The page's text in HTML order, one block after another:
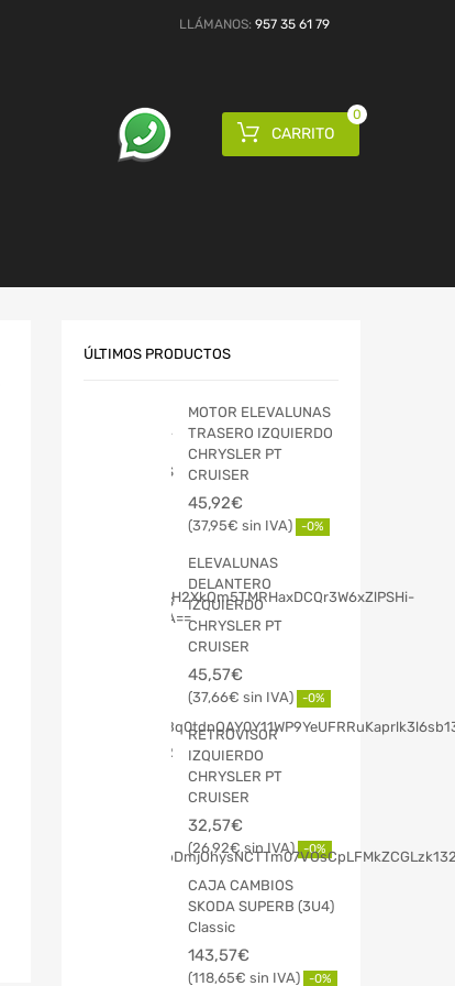
LLÁMANOS: 957 35 61 79
CARRITO
0
ÚLTIMOS PRODUCTOS
MOTOR ELEVALUNAS
TRASERO IZQUIERDO
CHRYSLER PT
CRUISER
45,92€
37,95€ -0%
ELEVALUNAS
DELANTERO
IZQUIERDO
CHRYSLER PT
CRUISER
45,57€
37,66€ -0%
RETROVISOR
IZQUIERDO
CHRYSLER PT
CRUISER
32,57€
26,92€ -0%
CAJA CAMBIOS
SKODA SUPERB (3U4)
Classic
143,57€
118,65€ -0%